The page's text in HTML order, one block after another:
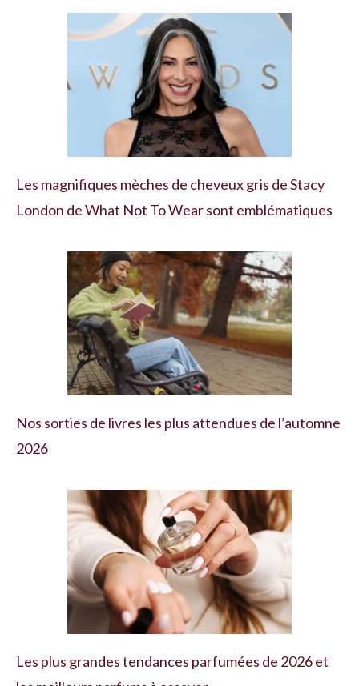
Les magnifiques mèches de cheveux gris de Stacy
London de What Not To Wear sont emblématiques
Nos sorties de livres les plus attendues de l’automne
2026
Les plus grandes tendances parfumées de 2026 et